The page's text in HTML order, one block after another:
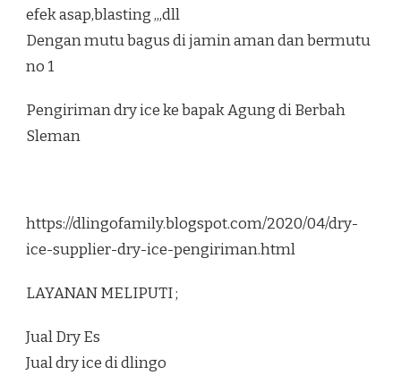
efek asap,blasting ,,,dll
Dengan mutu bagus di jamin aman dan bermutu
no 1
Pengiriman dry ice ke bapak Agung di Berbah
Sleman
https://dlingofamily.blogspot.com/2020/04/dry-
ice-supplier-dry-ice-pengiriman.html
LAYANAN MELIPUTI ;
Jual Dry Es
Jual dry ice di dlingo